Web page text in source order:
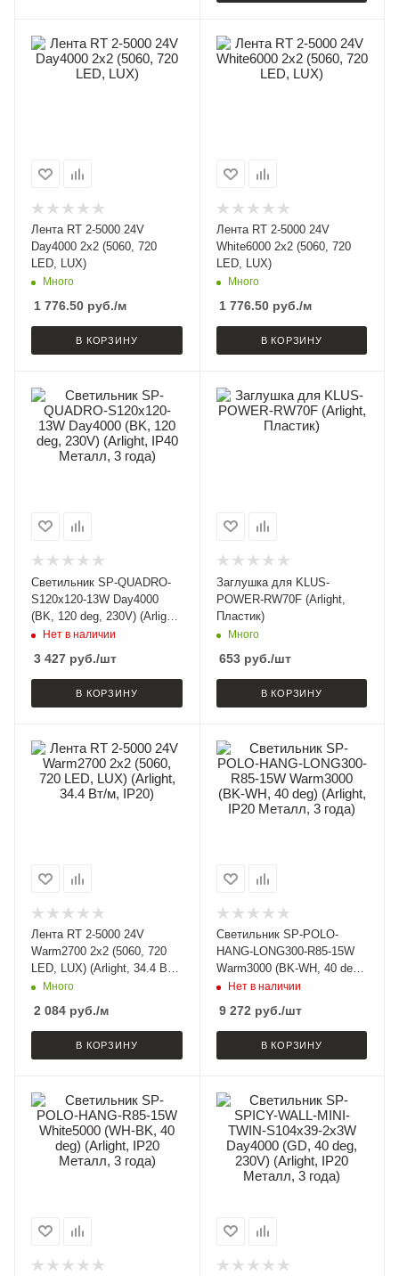
Лента RT 2-5000 24V
Day4000 2x2 (5060, 720
LED, LUX)
Много
1 776.50 руб./м
В КОРЗИНУ
Лента RT 2-5000 24V
White6000 2x2 (5060, 720
LED, LUX)
Много
1 776.50руб./м
В КОРЗИНУ
Светильник SP-QUADRO-
S120x120-13W Day4000
(BK, 120 deg, 230V) (Arlight,
IP40 Металл, 3 года)
Нет в наличии
3 427 руб./шт
В КОРЗИНУ
Заглушка для KLUS-
POWER-RW70F (Arlight,
Пластик)
Много
653руб./шт
В КОРЗИНУ
Лента RT 2-5000 24V
Warm2700 2x2 (5060, 720
LED, LUX) (Arlight, 34.4 Вт/
м, IP20)
Много
2 084 руб./м
В КОРЗИНУ
Светильник SP-POLO-
HANG-LONG300-R85-15W
Warm3000 (BK-WH, 40 deg)
(Arlight, IP20 Металл, 3
Нет в наличии
9 272 руб./шт
В КОРЗИНУ